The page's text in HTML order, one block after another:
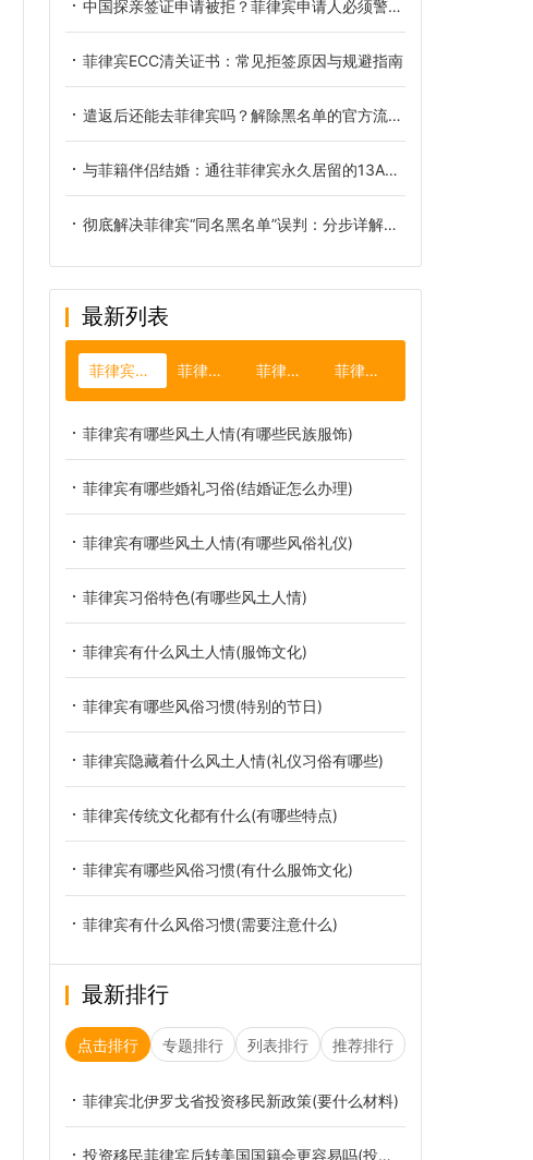
中国探亲签证申请被拒？菲律宾申请人必须警惕的几大雷区
菲律宾ECC清关证书：常见拒签原因与规避指南
遣返后还能去菲律宾吗？解除黑名单的官方流程全解析
与菲籍伴侣结婚：通往菲律宾永久居留的13A签证权威指南
彻底解决菲律宾“同名黑名单”误判：分步详解NBI证明与NTSP申请流程
最新列表
菲律宾风土人情 菲律宾长滩岛 菲律宾落地签 菲律宾潜水
菲律宾有哪些风土人情(有哪些民族服饰)
菲律宾有哪些婚礼习俗(结婚证怎么办理)
菲律宾有哪些风土人情(有哪些风俗礼仪)
菲律宾习俗特色(有哪些风土人情)
菲律宾有什么风土人情(服饰文化)
菲律宾有哪些风俗习惯(特别的节日)
菲律宾隐藏着什么风土人情(礼仪习俗有哪些)
菲律宾传统文化都有什么(有哪些特点)
菲律宾有哪些风俗习惯(有什么服饰文化)
菲律宾有什么风俗习惯(需要注意什么)
最新排行
点击排行 专题排行 列表排行 推荐排行
菲律宾北伊罗戈省投资移民新政策(要什么材料)
投资移民菲律宾后转美国国籍会更容易吗(投资移民讲解)